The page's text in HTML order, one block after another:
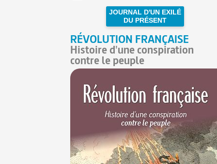
JOURNAL D'UN EXILÉ
DU PRÉSENT
RÉVOLUTION FRANÇAISE
Histoire d'une conspiration
contre le peuple